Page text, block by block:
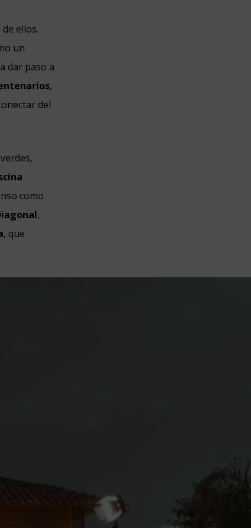
ellos.
un
dar paso a
,
del
como
,
, que